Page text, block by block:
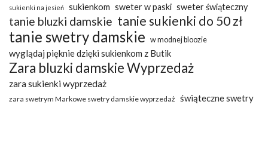
sukienki na jesień sukienkom sweter w paski sweter świąteczny
tanie bluzki damskie tanie sukienki do 50 zł
tanie swetry damskie w modnej bloozie
wyglądaj pięknie dzięki sukienkom z Butik
Zara bluzki damskie Wyprzedaż
zara sukienki wyprzedaż
zara swetrym Markowe swetry damskie wyprzedaż świąteczne swetry